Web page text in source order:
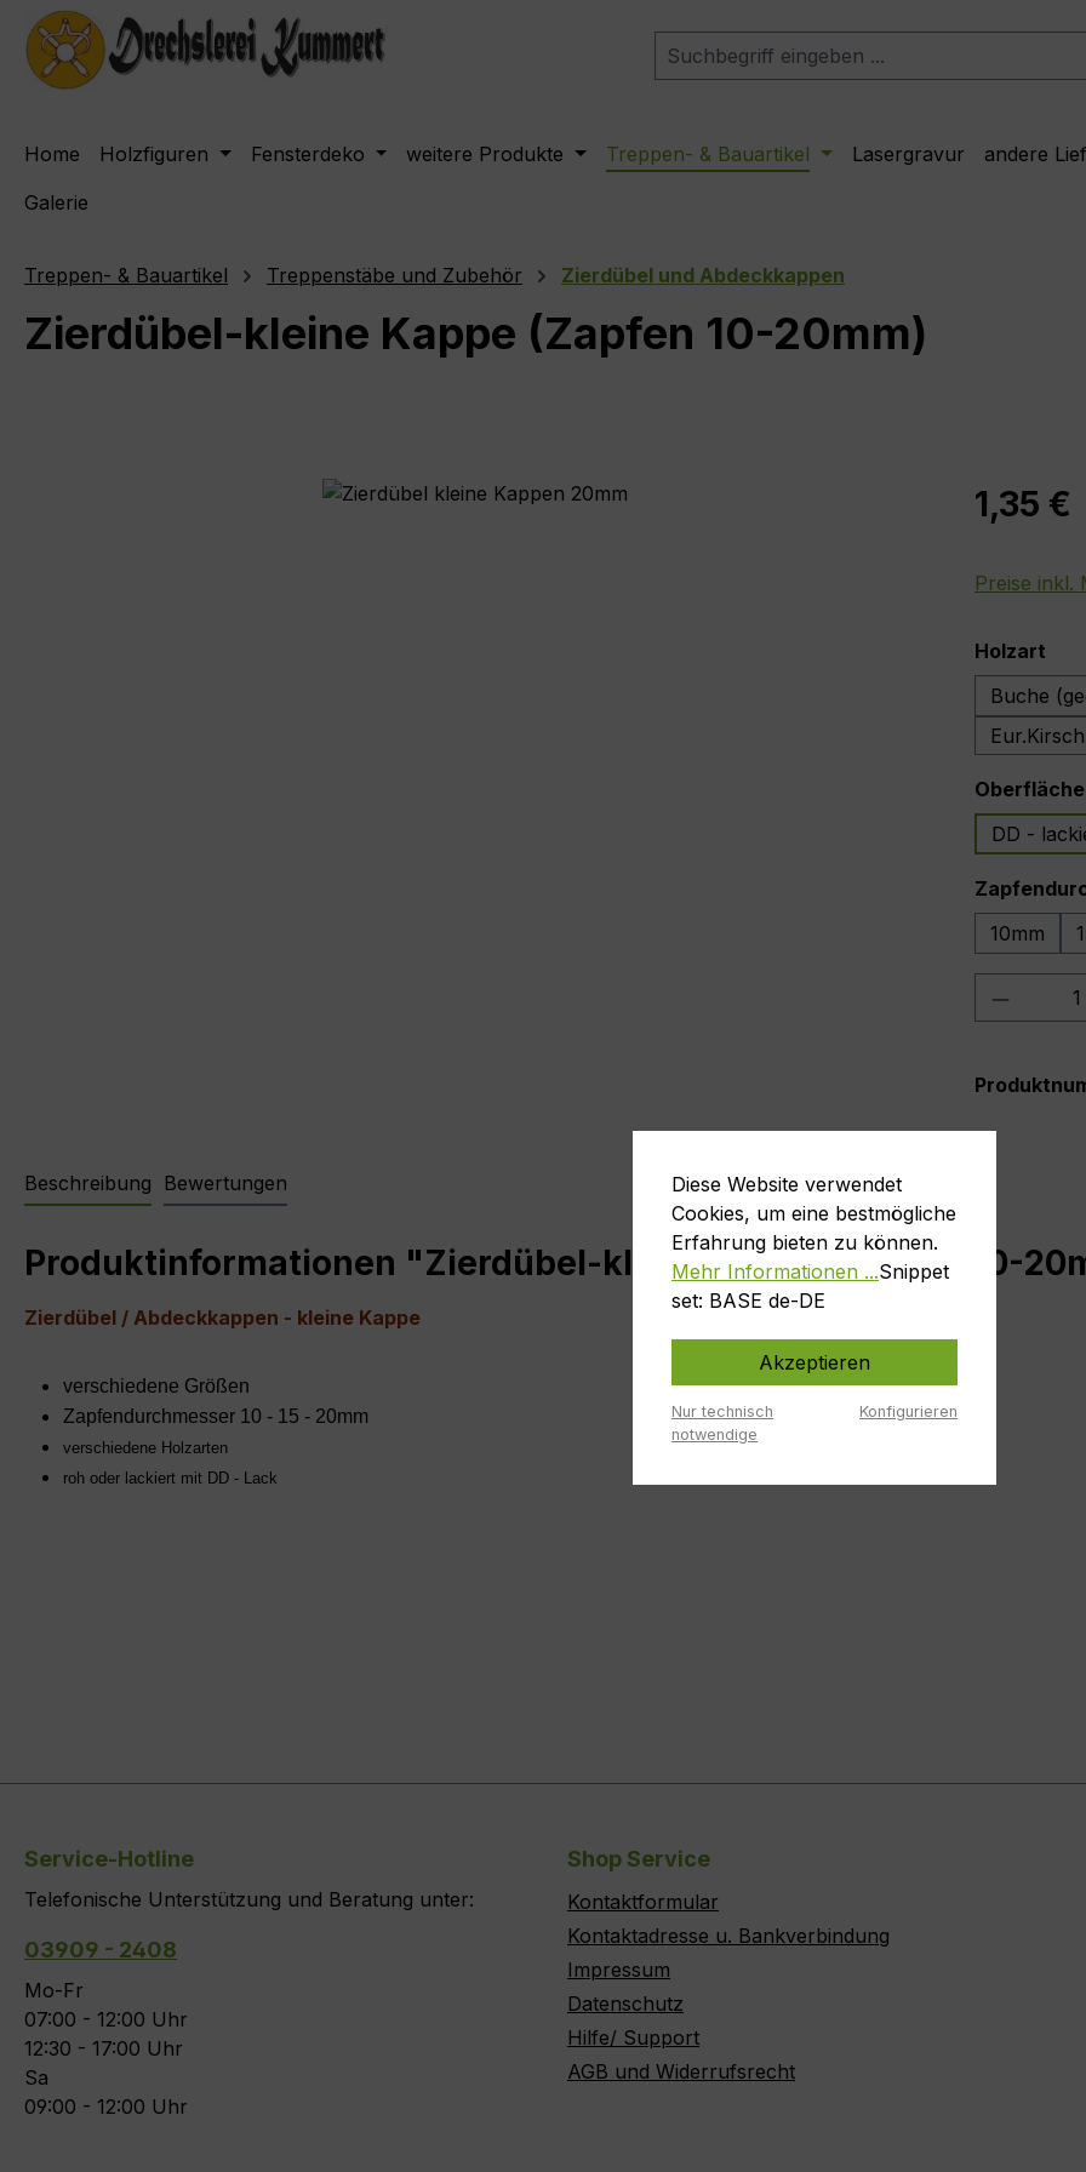
Hauptinhalt springen
Zur Suche springen
Zur Hauptnavigation springen
Home Holzfiguren Fensterdeko weitere Produkte Treppen- & Bauartikel Lasergravur andere
Galerie
Treppen- & Bauartikel Treppenstäbe und Zubehör Zierdübel und Abdeckkappen
Zierdübel-kleine Kappe (Zapfen 10-20mm)
Regulärer
1,35 €
Preise inkl.
Holzart
Buche
Oberfläche
DD -
10mm
Beschreibung Bewertungen
Produktinformationen "Zierdübel-kleine Kappe (Zapfen 10-
Zierdübel / Abdeckkappen - kleine Kappe
verschiedene Größen
Zapfendurchmesser 10 - 15 - 20mm
verschiedene Holzarten
roh oder lackiert mit DD - Lack
Service-Hotline
Telefonische Unterstützung und Beratung unter:
03909 - 2408
Mo-Fr
07:00 - 12:00 Uhr
12:30 - 17:00 Uhr
Sa
09:00 - 12:00 Uhr
Shop Service
Kontaktformular
Kontaktadresse u. Bankverbindung
Impressum
Datenschutz
Hilfe/ Support
AGB und Widerrufsrecht
Diese Website verwendet
Cookies, um eine bestmögliche
Erfahrung bieten zu können.
Mehr Informationen ...Snippet
set: BASE de-DE
Akzeptieren
Nur technisch
notwendige
Konfigurieren